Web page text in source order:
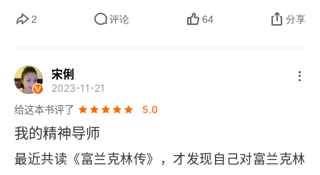
“好事者”：媒体集团的发轫
实用的婚姻：富兰克林的理智与情感
谁是私生子的母亲
勤俭的另一半
富兰克林有的是，对自己智力的信心和优越感，似
能拥有如此尊重事实，随机应变，无固定之规的处
事方式，似乎一切都不是问题，一切也能够解决。
如果解决不了呢？那就算了。也许，这种姿态是普
通人都能达到的，理想状态。富兰克林这种人生态
度，现在知道是折中，是中庸。中间道路并不是和
2 评论 64 分享
宋俐
2023-11-21
给这本书评了
5.0
我的精神导师
最近共读《富兰克林传》，才发现自己对富兰克林